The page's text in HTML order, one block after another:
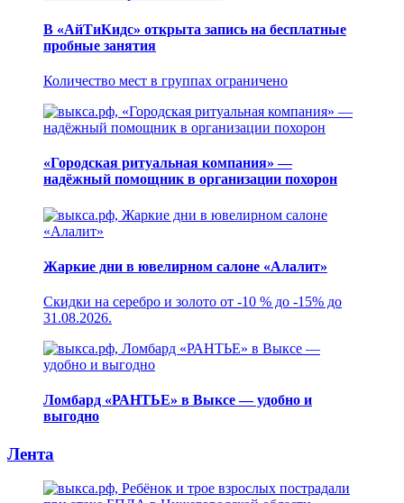
В «АйТиКидс» открыта запись на бесплатные
пробные занятия
Количество мест в группах ограничено
«Городская ритуальная компания» —
надёжный помощник в организации похорон
Жаркие дни в ювелирном салоне «Алалит»
Скидки на серебро и золото от -10 % до -15% до
31.08.2026.
Ломбард «РАНТЬЕ» в Выксе — удобно и
выгодно
Лента